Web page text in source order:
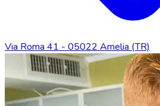
Via Roma 41 - 05022 Amelia (TR)